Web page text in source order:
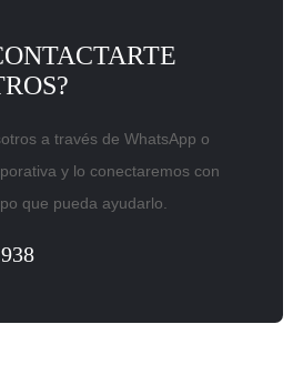
a través de WhatsApp o
y lo conectaremos con
que pueda ayudarlo.